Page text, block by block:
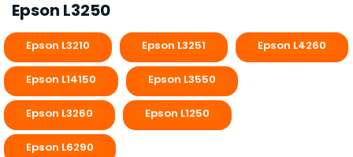
Epson L3250
Epson L3210 Epson L3251 Epson L4260
Epson L14150 Epson L3550
Epson L3260 Epson L1250
Epson L6290